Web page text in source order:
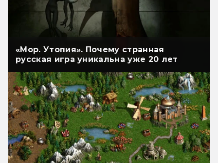
«Мор. Утопия». Почему странная
русская игра уникальна уже 20 лет